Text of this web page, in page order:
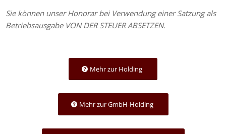
Sie können unser Honorar bei Verwendung einer Satzung als
Betriebsausgabe VON DER STEUER ABSETZEN.
Mehr zur Holding
Mehr zur GmbH-Holding